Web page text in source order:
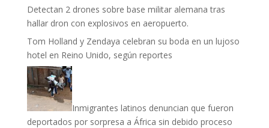
Detectan 2 drones sobre base militar alemana tras
hallar dron con explosivos en aeropuerto.
Tom Holland y Zendaya celebran su boda en un lujoso
hotel en Reino Unido, según reportes
Inmigrantes latinos denuncian que fueron
deportados por sorpresa a África sin debido proceso